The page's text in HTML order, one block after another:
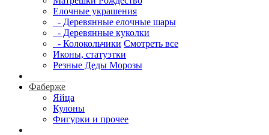
Елочные украшения
- Деревянные елочные шары
- Деревянные куколки
- Колокольчики Смотреть все
Иконы, статуэтки
Резные Деды Морозы
Фаберже
Яйца
Кулоны
Фигурки и прочее